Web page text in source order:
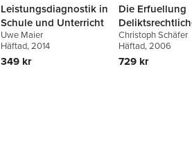
Leistungsdiagnostik in
Schule und Unterricht
Uwe Maier
Häftad, 2014
349 kr
Die Erfuellung
Pflichten
Christoph Schäfer
Häftad, 2006
729 kr